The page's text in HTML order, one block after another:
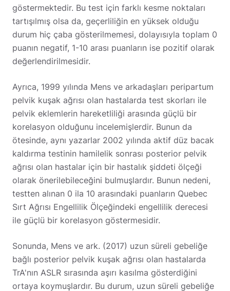
göstermektedir. Bu test için farklı kesme noktaları
tartışılmış olsa da, geçerliliğin en yüksek olduğu
durum hiç çaba gösterilmemesi, dolayısıyla toplam 0
puanın negatif, 1-10 arası puanların ise pozitif olarak
değerlendirilmesidir.
Ayrıca, 1999 yılında Mens ve arkadaşları peripartum
pelvik kuşak ağrısı olan hastalarda test skorları ile
pelvik eklemlerin hareketliliği arasında güçlü bir
korelasyon olduğunu incelemişlerdir. Bunun da
ötesinde, aynı yazarlar 2002 yılında aktif düz bacak
kaldırma testinin hamilelik sonrası posterior pelvik
ağrısı olan hastalar için bir hastalık şiddeti ölçeği
olarak önerilebileceğini bulmuşlardır. Bunun nedeni,
testten alınan 0 ila 10 arasındaki puanların Quebec
Sırt Ağrısı Engellilik Ölçeğindeki engellilik derecesi
ile güçlü bir korelasyon göstermesidir.
Sonunda, Mens ve ark. (2017) uzun süreli gebeliğe
bağlı posterior pelvik kuşak ağrısı olan hastalarda
TrA'nın ASLR sırasında aşırı kasılma gösterdiğini
ortaya koymuşlardır. Bu durum, uzun süreli gebeliğe